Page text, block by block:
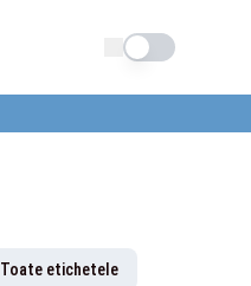
Schimba tema
Toate etichetele